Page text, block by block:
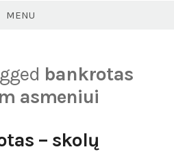
MENU
bankrotas
asmeniui
– skolų